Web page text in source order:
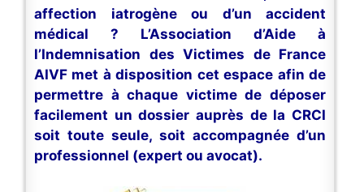
affection iatrogène ou d’un accident
médical ? L’Association d’Aide à
l’Indemnisation des Victimes de France
AIVF met à disposition cet espace afin de
permettre à chaque victime de déposer
facilement un dossier auprès de la CRCI
soit toute seule, soit accompagnée d’un
professionnel (expert ou avocat).